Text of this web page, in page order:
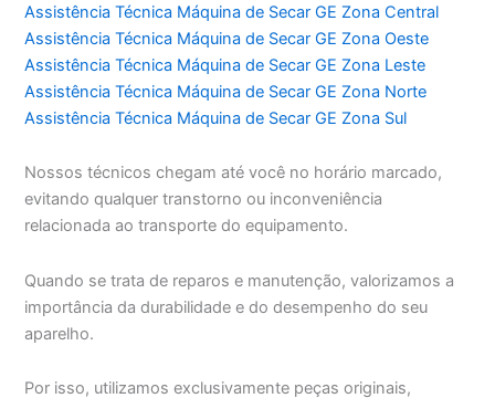
Assistência Técnica Máquina de Secar GE Zona Central
Assistência Técnica Máquina de Secar GE Zona Oeste
Assistência Técnica Máquina de Secar GE Zona Leste
Assistência Técnica Máquina de Secar GE Zona Norte
Assistência Técnica Máquina de Secar GE Zona Sul
Nossos técnicos chegam até você no horário marcado,
evitando qualquer transtorno ou inconveniência
relacionada ao transporte do equipamento.
Quando se trata de reparos e manutenção, valorizamos a
importância da durabilidade e do desempenho do seu
aparelho.
Por isso, utilizamos exclusivamente peças originais,